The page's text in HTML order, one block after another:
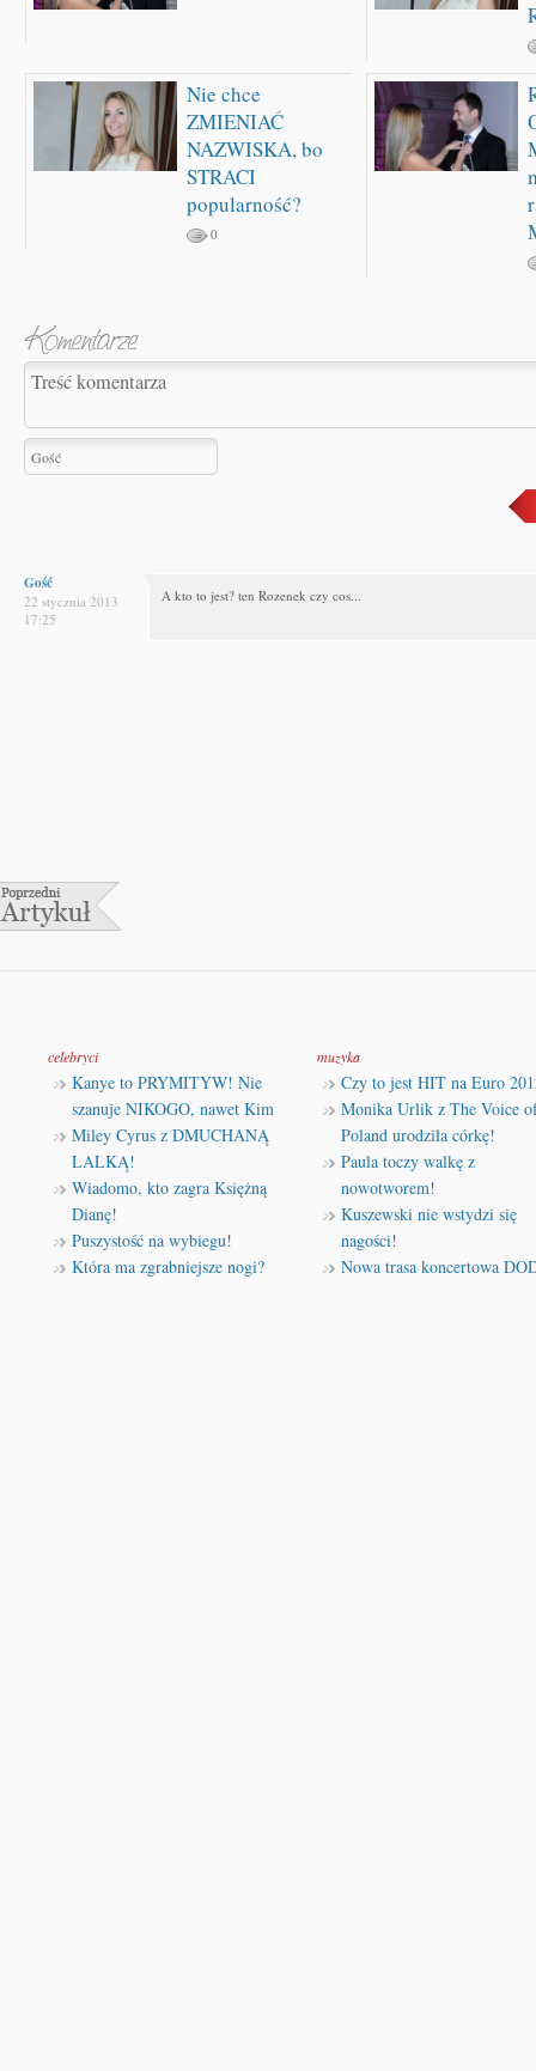
Nie chce
ZMIENIAĆ
NAZWISKA, bo
STRACI
popularność?
0
Gość
22 stycznia 2013
17:25
A kto to jest? ten Rozenek czy cos...
celebryci
Kanye to PRYMITYW! Nie
szanuje NIKOGO, nawet Kim
Miley Cyrus z DMUCHANĄ
LALKĄ!
Wiadomo, kto zagra Księżną
Dianę!
Puszystość na wybiegu!
Która ma zgrabniejsze nogi?
muzyka
Czy to jest HIT na Euro
Monika Urlik z The Voice
Poland urodziła córkę!
Paula toczy walkę z
nowotworem!
Kuszewski nie wstydzi się
nagości!
Nowa trasa koncertowa